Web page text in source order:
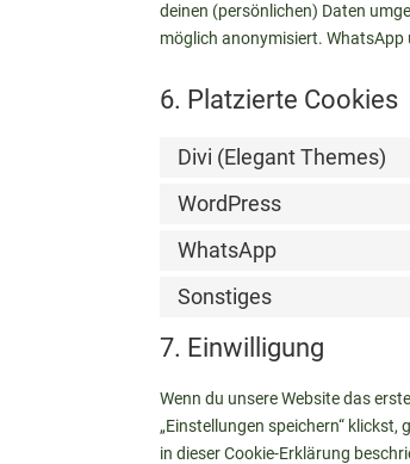
deinen (persönlichen) Daten
möglich anonymisiert. WhatsApp
6. Platzierte Cookies
Divi (Elegant Themes)
WordPress
WhatsApp
Sonstiges
7. Einwilligung
Wenn du unsere Website das
„Einstellungen speichern“
in dieser Cookie-Erklärung